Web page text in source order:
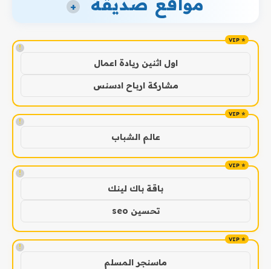
+
!
اول اثنين ريادة اعمال
مشاركة ارباح ادسنس
!
عالم الشباب
!
باقة باك لينك
تحسين seo
!
ماسنجر المسلم